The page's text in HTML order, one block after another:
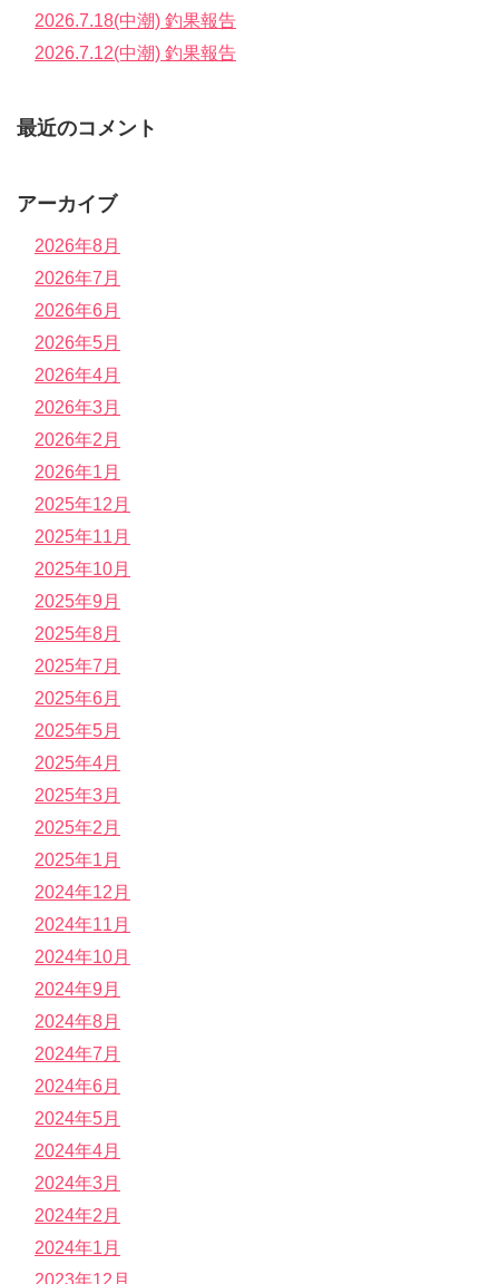
2026.7.18(中潮) 釣果報告
2026.7.12(中潮) 釣果報告
最近のコメント
アーカイブ
2026年8月
2026年7月
2026年6月
2026年5月
2026年4月
2026年3月
2026年2月
2026年1月
2025年12月
2025年11月
2025年10月
2025年9月
2025年8月
2025年7月
2025年6月
2025年5月
2025年4月
2025年3月
2025年2月
2025年1月
2024年12月
2024年11月
2024年10月
2024年9月
2024年8月
2024年7月
2024年6月
2024年5月
2024年4月
2024年3月
2024年2月
2024年1月
2023年12月